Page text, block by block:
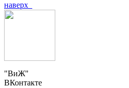
наверх
"ВиЖ"
ВКонтакте